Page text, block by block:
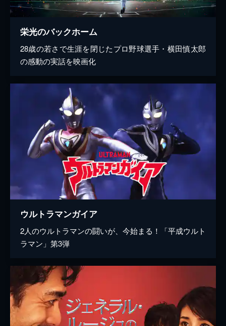
栄光のバックホーム
28歳の若さで生涯を閉じたプロ野球選手・横田慎太郎
の感動の実話を映画化
ウルトラマンガイア
2人のウルトラマンの闘いが、今始まる！「平成ウルト
ラマン」第3弾